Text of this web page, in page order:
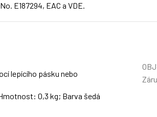
E187294, EAC a VDE.
lepícího pásku nebo
0,3 kg; Barva šedá